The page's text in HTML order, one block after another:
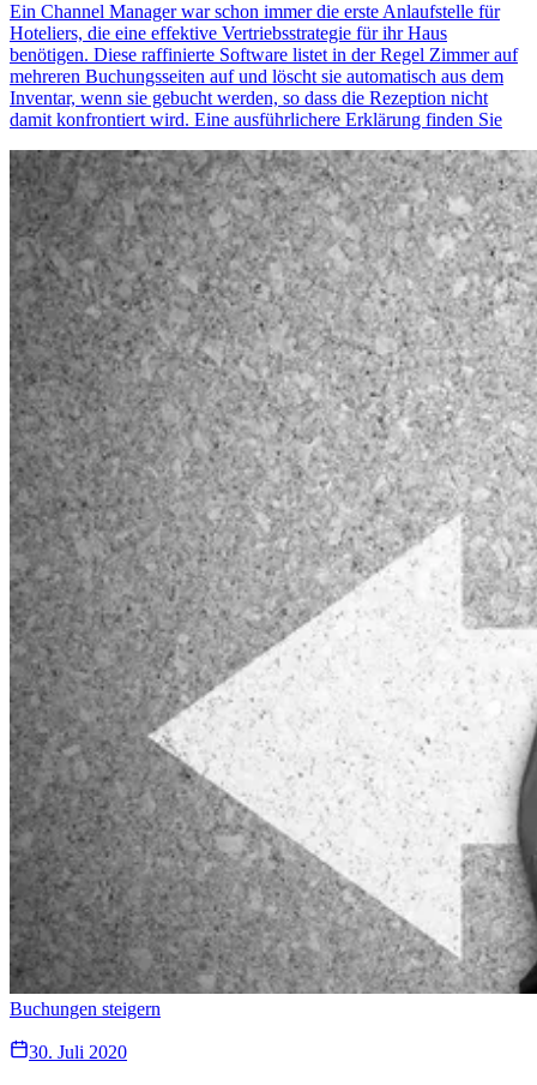
Ein Channel Manager war schon immer die erste Anlaufstelle für
Hoteliers, die eine effektive Vertriebsstrategie für ihr Haus
benötigen. Diese raffinierte Software listet in der Regel Zimmer auf
mehreren Buchungsseiten auf und löscht sie automatisch aus dem
Inventar, wenn sie gebucht werden, so dass die Rezeption nicht
damit konfrontiert wird. Eine ausführlichere Erklärung finden Sie
Buchungen steigern
30. Juli 2020